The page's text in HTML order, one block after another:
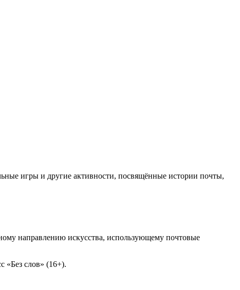
игры и другие активности, посвящённые истории почты,
направлению искусства, использующему почтовые
«Без слов» (16+).